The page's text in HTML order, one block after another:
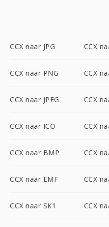
CCX naar JPG CCX
CCX naar PNG CCX
CCX naar JPEG CCX
CCX naar ICO CCX
CCX naar BMP CCX
CCX naar EMF CCX
CCX naar SK1 CCX